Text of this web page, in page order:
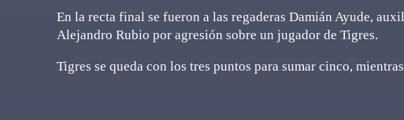
En la recta final se fueron a las regaderas Damián Ayude,
Alejandro Rubio por agresión sobre un jugador de Tigres.
Tigres se queda con los tres puntos para sumar cinco,